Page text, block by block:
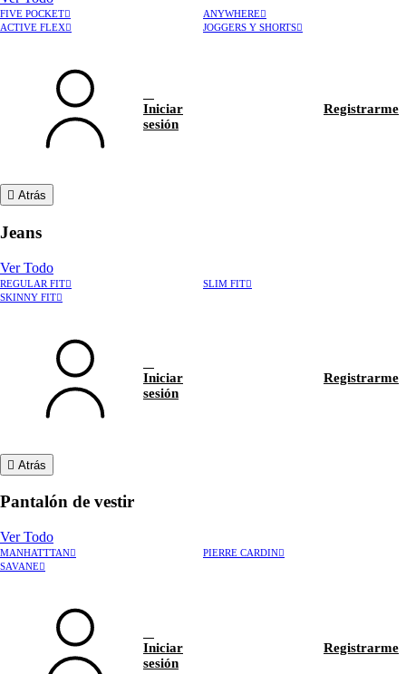
FIVE POCKET
ANYWHERE
ACTIVE FLEX
JOGGERS Y SHORTS
Iniciar
sesión
Registrarme
Atrás
Jeans
Ver Todo
REGULAR FIT
SLIM FIT
SKINNY FIT
Iniciar
sesión
Registrarme
Atrás
Pantalón de vestir
Ver Todo
MANHATTTAN
PIERRE CARDIN
SAVANE
Iniciar
sesión
Registrarme
Hablar con asesor